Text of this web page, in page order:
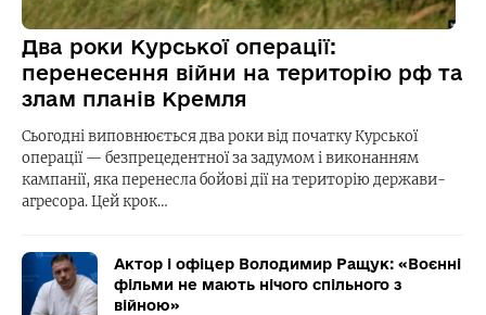
Два роки Курської операції:
перенесення війни на територію рф та
злам планів Кремля
Сьогодні виповнюється два роки від початку Курської
операції — безпрецедентної за задумом і виконанням
кампанії, яка перенесла бойові дії на територію держави-
агресора. Цей крок…
Актор і офіцер Володимир Ращук: «Воєнні
фільми не мають нічого спільного з
війною»